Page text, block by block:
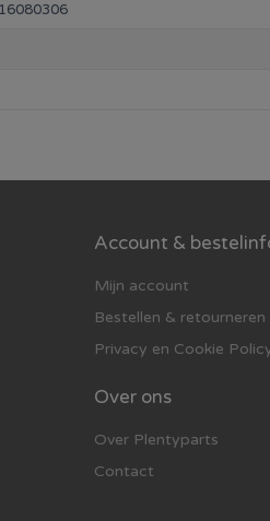
Account &
Mijn account
Bestellen & retourneren
Privacy en Cookie
Over ons
Over Plentyparts
Contact